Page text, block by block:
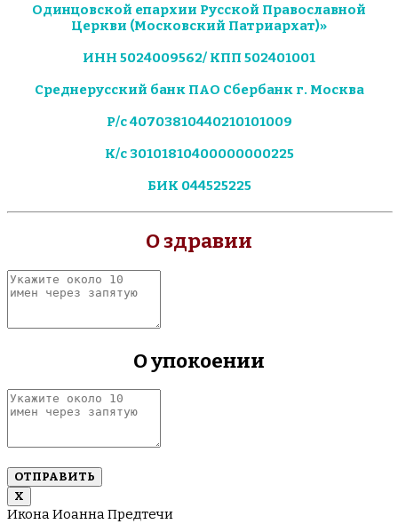
Одинцовской епархии Русской Православной
Церкви (Московский Патриархат)»
ИНН 5024009562/ КПП 502401001
Среднерусский банк ПАО Сбербанк г. Москва
Р/с 40703810440210101009
К/с 30101810400000000225
БИК 044525225
О здравии
Укажите
около
имен
О упокоении
Укажите
около
имен
запятую
Х
Икона Иоанна Предтечи